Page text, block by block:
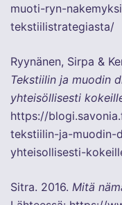
muoti-ryn-
tekstiilistrategiasta/
Ryynänen, Sirpa &
Tekstiilin ja muodin
yhteisöllisesti
https://
tekstiilin-ja-muodin-
yhteisollisesti-
Sitra. 2016. Mitä